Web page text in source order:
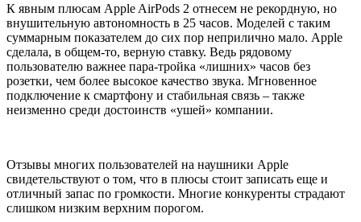
К явным плюсам Apple AirPods 2 отнесем не рекордную, но
внушительную автономность в 25 часов. Моделей с таким
суммарным показателем до сих пор неприлично мало. Apple
сделала, в общем-то, верную ставку. Ведь рядовому
пользователю важнее пара-тройка «лишних» часов без
розетки, чем более высокое качество звука. Мгновенное
подключение к смартфону и стабильная связь – также
неизменно среди достоинств «ушей» компании.
Отзывы многих пользователей на наушники Apple
свидетельствуют о том, что в плюсы стоит записать еще и
отличный запас по громкости. Многие конкуренты страдают
слишком низким верхним порогом.